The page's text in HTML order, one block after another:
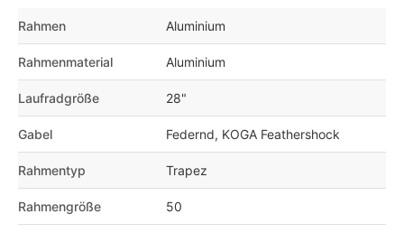
Rahmen Aluminium
Rahmenmaterial Aluminium
Laufradgröße 28"
Gabel Federnd, KOGA Feathershock
Rahmentyp Trapez
Rahmengröße 50